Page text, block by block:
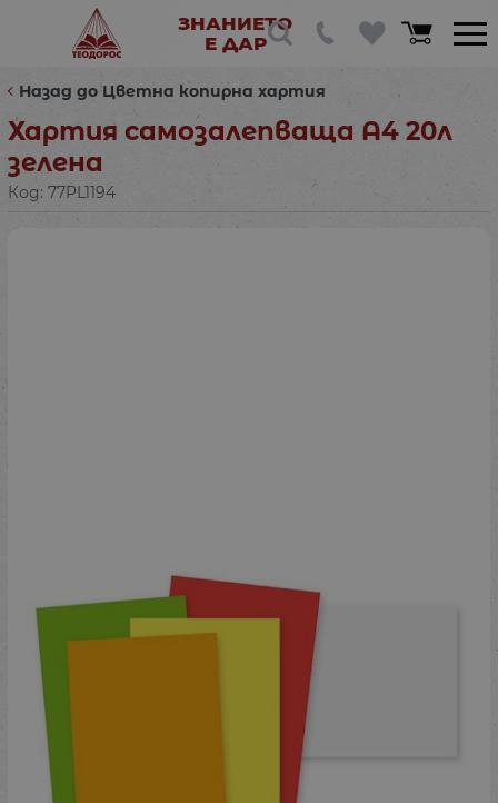
ЗНАНИЕТО
Е ДАР
Назад до Цветна копирна хартия
Хартия самозалепваща А4 20л
зелена
Код: 77PL1194